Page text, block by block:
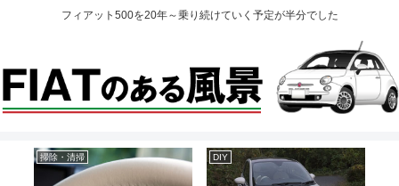
フィアット500を20年～乗り続けていく予定が半分でした
掃除・清掃 DIY